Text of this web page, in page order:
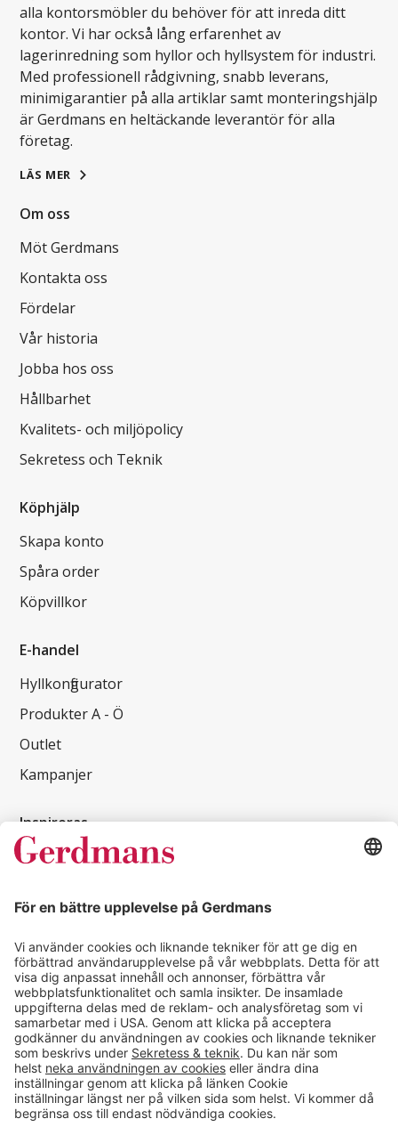
alla kontorsmöbler du behöver för att inreda ditt
kontor. Vi har också lång erfarenhet av
lagerinredning som hyllor och hyllsystem för industri.
Med professionell rådgivning, snabb leverans,
minimigarantier på alla artiklar samt monteringshjälp
är Gerdmans en heltäckande leverantör för alla
företag.
LÄS MER
Om oss
Möt Gerdmans
Kontakta oss
Fördelar
Vår historia
Jobba hos oss
Hållbarhet
Kvalitets- och miljöpolicy
Sekretess och Teknik
Köphjälp
Skapa konto
Spåra order
Köpvillkor
E-handel
Hyllkonfigurator
Produkter A - Ö
Outlet
Kampanjer
Inspireras
Kundcase
Läsvärt
Kontakt
info@gerdmans.se
0433-740 80
Kundservice öppettider
Vardagar 07.30-17.00